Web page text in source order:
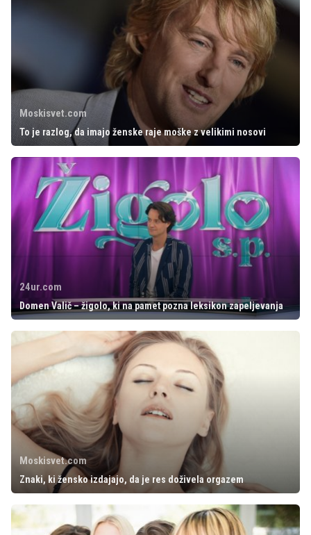
Moskisvet.com
To je razlog, da imajo ženske raje moške z velikimi nosovi
24ur.com
Domen Valič – žigolo, ki na pamet pozna leksikon zapeljevanja
Moskisvet.com
Znaki, ki žensko izdajajo, da je res doživela orgazem